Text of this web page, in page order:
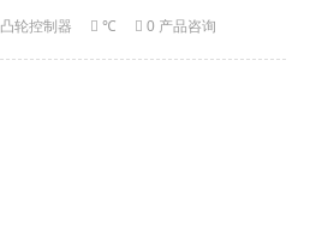
凸轮控制器 ℃ 0 产品咨询